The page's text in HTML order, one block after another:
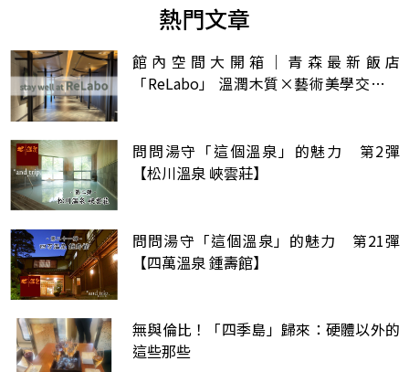
熱門文章
館內空間大開箱｜青森最新飯店
「ReLabo」 溫潤木質×藝術美學交織的
問問湯守「這個溫泉」的魅力 第2彈
【松川溫泉 峽雲莊】
問問湯守「這個溫泉」的魅力 第21彈
【四萬溫泉 鍾壽館】
無與倫比！「四季島」歸來：硬體以外的
這些那些